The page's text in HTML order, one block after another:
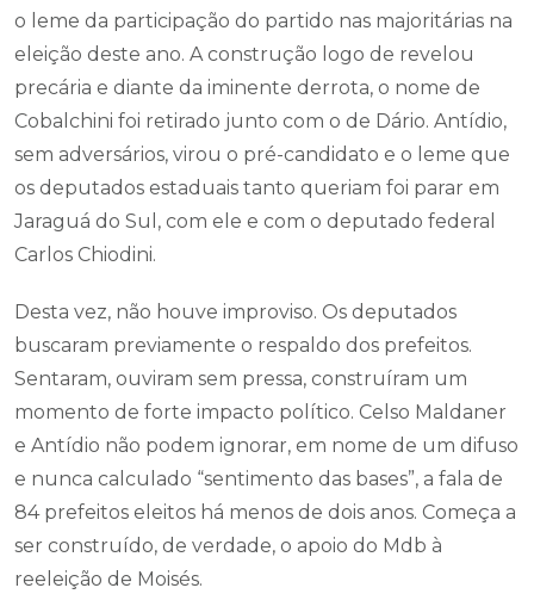
o leme da participação do partido nas majoritárias na
eleição deste ano. A construção logo de revelou
precária e diante da iminente derrota, o nome de
Cobalchini foi retirado junto com o de Dário. Antídio,
sem adversários, virou o pré-candidato e o leme que
os deputados estaduais tanto queriam foi parar em
Jaraguá do Sul, com ele e com o deputado federal
Carlos Chiodini.
Desta vez, não houve improviso. Os deputados
buscaram previamente o respaldo dos prefeitos.
Sentaram, ouviram sem pressa, construíram um
momento de forte impacto político. Celso Maldaner
e Antídio não podem ignorar, em nome de um difuso
e nunca calculado “sentimento das bases”, a fala de
84 prefeitos eleitos há menos de dois anos. Começa a
ser construído, de verdade, o apoio do Mdb à
reeleição de Moisés.